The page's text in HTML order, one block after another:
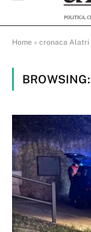
Home » cronaca Alatri
BROWSING: